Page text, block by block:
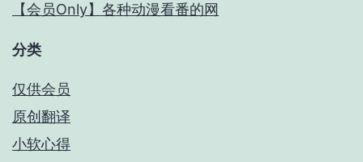
【会员Only】各种动漫看番的网
分类
仅供会员
原创翻译
小软心得